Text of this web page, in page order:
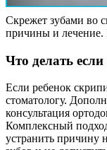
Скрежет зубами во
причины и лечение.
Что делать
Если ребенок
стоматологу.
консультация
Комплексный
устранить причину